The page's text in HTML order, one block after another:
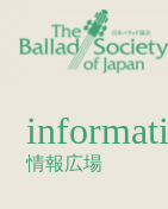
情報広場